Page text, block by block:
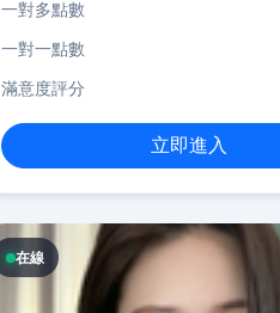
一對多點數
一對一點數
滿意度評分
立即進入
在線